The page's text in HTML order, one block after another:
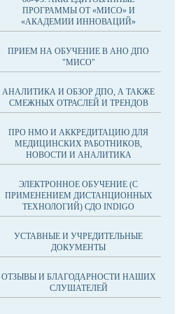
ПРОГРАММЫ ОТ «МИСО» И
«АКАДЕМИИ ИННОВАЦИЙ»
ПРИЕМ НА ОБУЧЕНИЕ В АНО ДПО
"МИСО"
АНАЛИТИКА И ОБЗОР ДПО, А ТАКЖЕ
СМЕЖНЫХ ОТРАСЛЕЙ И ТРЕНДОВ
ПРО НМО И АККРЕДИТАЦИЮ ДЛЯ
МЕДИЦИНСКИХ РАБОТНИКОВ,
НОВОСТИ И АНАЛИТИКА
ЭЛЕКТРОННОЕ ОБУЧЕНИЕ (С
ПРИМЕНЕНИЕМ ДИСТАНЦИОННЫХ
ТЕХНОЛОГИЙ) СДО INDIGO
УСТАВНЫЕ И УЧРЕДИТЕЛЬНЫЕ
ДОКУМЕНТЫ
ОТЗЫВЫ И БЛАГОДАРНОСТИ НАШИХ
СЛУШАТЕЛЕЙ